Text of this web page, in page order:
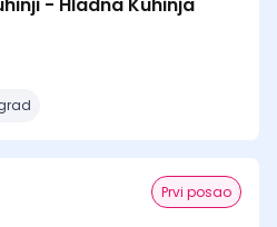
Prvi posao